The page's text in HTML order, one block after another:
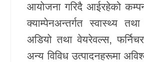
आयोजना गरिदै आईरहेको
क्याम्पेनअन्तर्गत स्वास्थ्य
अडियो तथा वेयरेवल्स,
अन्य विविध उत्पादनहरूमा